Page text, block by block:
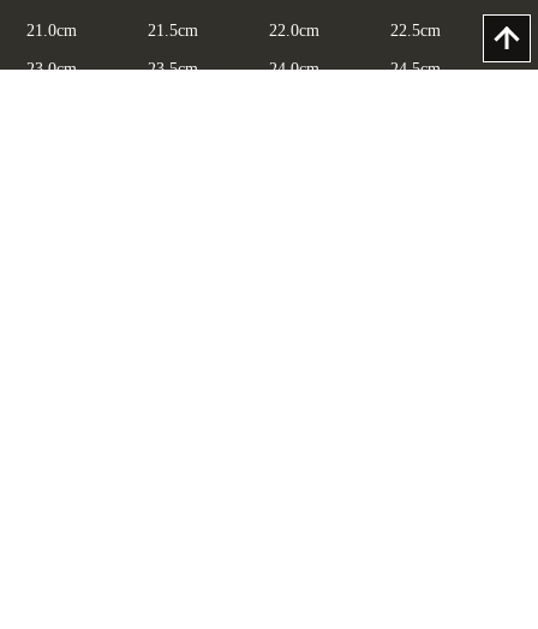
21.0cm 21.5cm 22.0cm 22.5cm
23.0cm 23.5cm 24.0cm 24.5cm